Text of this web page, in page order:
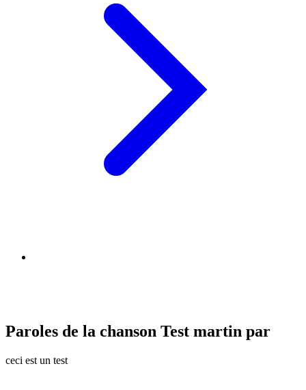
Paroles de la chanson Test martin par
ceci est un test